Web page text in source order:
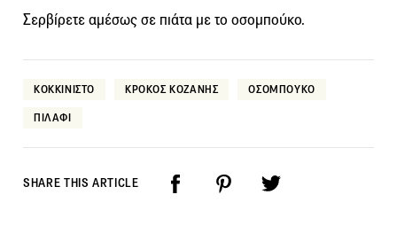
Σερβίρετε αμέσως σε πιάτα με το οσομπούκο.
ΚΟΚΚΙΝΙΣΤΟ ΚΡΟΚΟΣ ΚΟΖΑΝΗΣ ΟΣΟΜΠΟΥΚΟ
ΠΙΛΑΦΙ
SHARE THIS ARTICLE